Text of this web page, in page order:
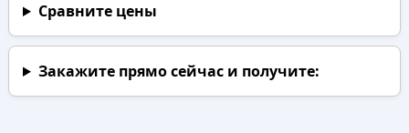
Сравните цены
Закажите прямо сейчаси получите: